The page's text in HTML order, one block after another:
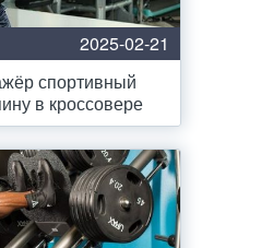
2025-02-21
спортивный
в кроссовере